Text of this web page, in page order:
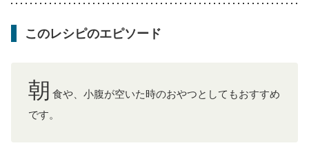
妊娠糖尿病(初期)
産後（母乳）
このレシピのエピソード
朝 食や、小腹が空いた時のおやつとしてもおすすめ
です。